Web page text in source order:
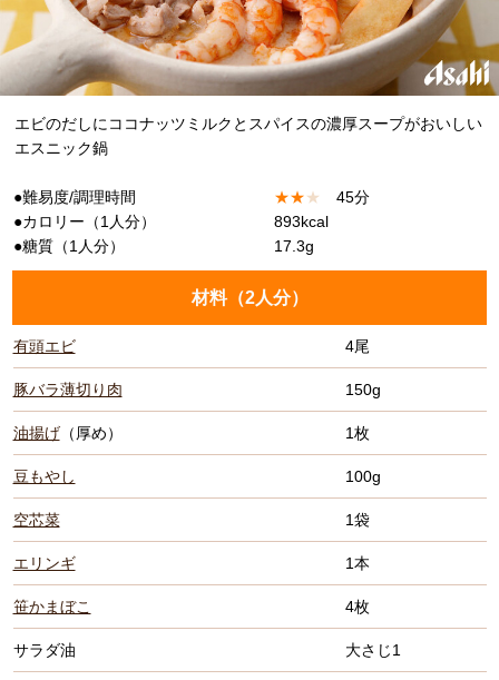
エビのだしにココナッツミルクとスパイスの濃厚スープがおいしい
エスニック鍋
●難易度/調理時間 ★★★
45分
●カロリー（1人分）
893kcal
●糖質（1人分）
17.3g
材料（2人分）
有頭エビ 4尾
豚バラ薄切り肉 150g
油揚げ（厚め） 1枚
豆もやし 100g
空芯菜 1袋
エリンギ 1本
笹かまぼこ 4枚
サラダ油 大さじ1